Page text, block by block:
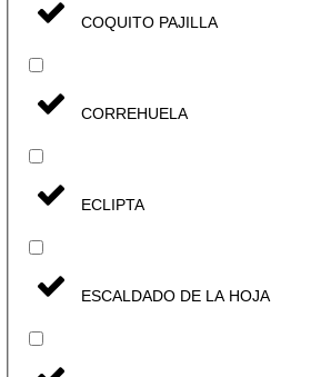
COQUITO PAJILLA
CORREHUELA
ECLIPTA
ESCALDADO DE LA HOJA